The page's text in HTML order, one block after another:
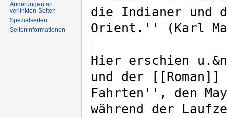
Änderungen an
verlinkten Seiten
Spezialseiten
Seiten­informationen